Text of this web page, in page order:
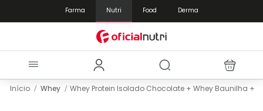
Farma Nutri Food Derma
Início Whey Whey Protein Isolado Chocolate + Whey Baunilha +